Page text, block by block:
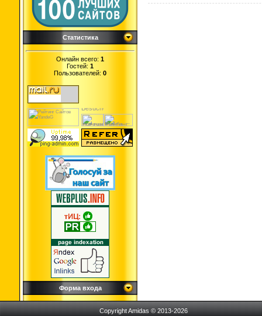
Статистика
Онлайн всего: 1
Гостей: 1
Пользователей: 0
Форма входа
Copyright Amidas © 2013-2026